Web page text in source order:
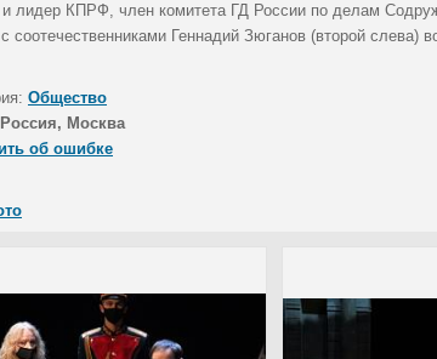
лидер КПРФ, член комитета ГД России по делам
соотечественниками Геннадий Зюганов (второй слева)
Общество
Россия, Москва
об ошибке